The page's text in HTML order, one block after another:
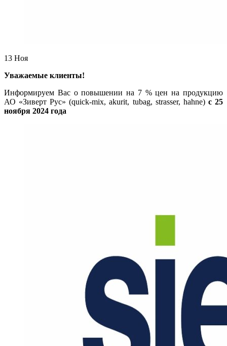
13 Ноя
Уважаемые клиенты!
Информируем Вас о повышении на 7 % цен на продукцию
АО «Зиверт Рус» (quick-mix, akurit, tubag, strasser, hahne) с 25
ноября 2024 года